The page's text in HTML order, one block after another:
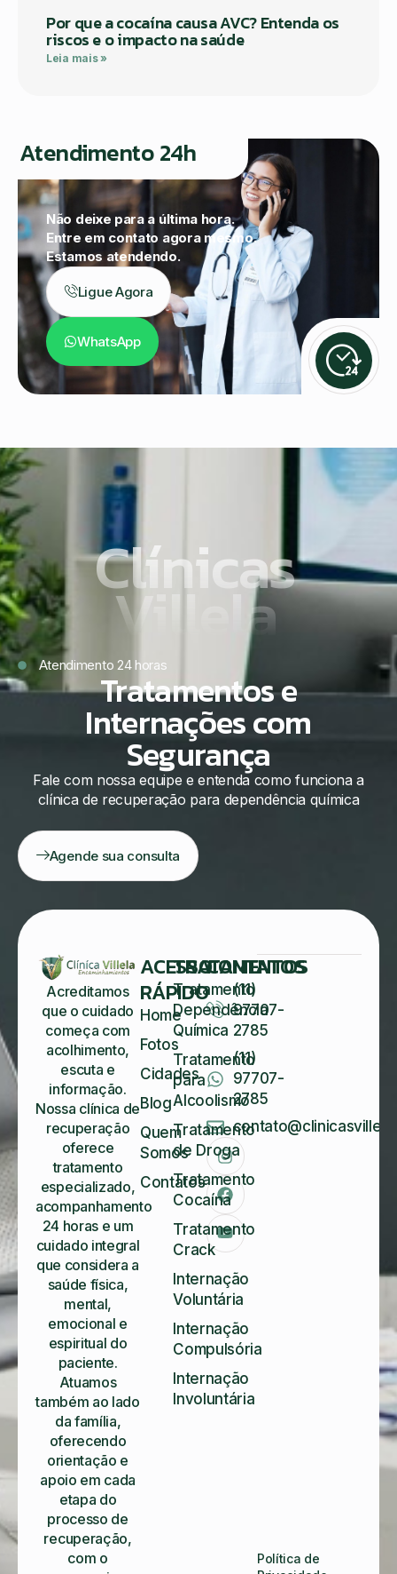
Por que a cocaína causa AVC? Entenda os
riscos e o impacto na saúde
Leia mais »
Atendimento 24h
Não deixe para a última hora.
Entre em contato agora mesmo.
Estamos atendendo.
Ligue Agora
WhatsApp
Clínicas
Villela
Atendimento 24 horas
Tratamentos e
Internações com
Segurança
Fale com nossa equipe e entenda como funciona a
clínica de recuperação para dependência química
Agende sua consulta
Acreditamos
que o cuidado
começa com
acolhimento,
escuta e
informação.
Nossa clínica de
recuperação
oferece
tratamento
especializado,
acompanhamento
24 horas e um
cuidado integral
que considera a
saúde física,
mental,
emocional e
espiritual do
paciente.
Atuamos
também ao lado
da família,
oferecendo
orientação e
apoio em cada
etapa do
processo de
recuperação,
com o
ACESSO
RÁPIDO
Home
Fotos
Cidades
Blog
Quem
Somos
Contatos
TRATAMENTOS
Tratamento
Dependência
Química
Tratamento
para
Alcoolismo
Tratamento
de Droga
Tratamento
Cocaína
Tratamento
Crack
Internação
Voluntária
Internação
Compulsória
Internação
Involuntária
CONTATOS
(11)
97707-
2785
(11)
97707-
2785
Política de